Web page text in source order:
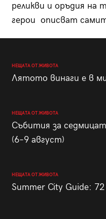
реликви и оръдия
герои описват
НЕЩАТА ОТ ЖИВОТА
Лятото винаги е в
НЕЩАТА ОТ ЖИВОТА
Събития за
(6–9 август)
НЕЩАТА ОТ ЖИВОТА
Summer City Guide: